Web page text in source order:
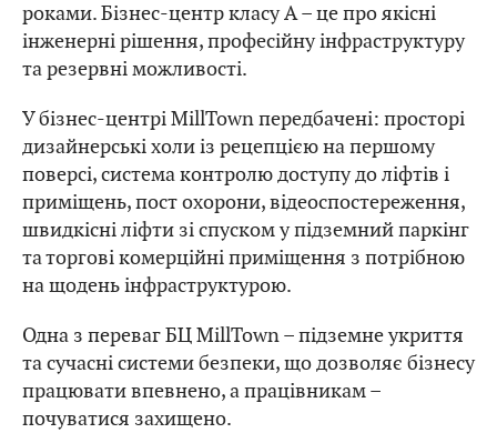
роками. Бізнес-центр класу А – це про якісні
інженерні рішення, професійну інфраструктуру
та резервні можливості.
У бізнес-центрі MillTown передбачені: просторі
дизайнерські холи із рецепцією на першому
поверсі, система контролю доступу до ліфтів і
приміщень, пост охорони, відеоспостереження,
швидкісні ліфти зі спуском у підземний паркінг
та торгові комерційні приміщення з потрібною
на щодень інфраструктурою.
Одна з переваг БЦ MillTown – підземне укриття
та сучасні системи безпеки, що дозволяє бізнесу
працювати впевнено, а працівникам –
почуватися захищено.